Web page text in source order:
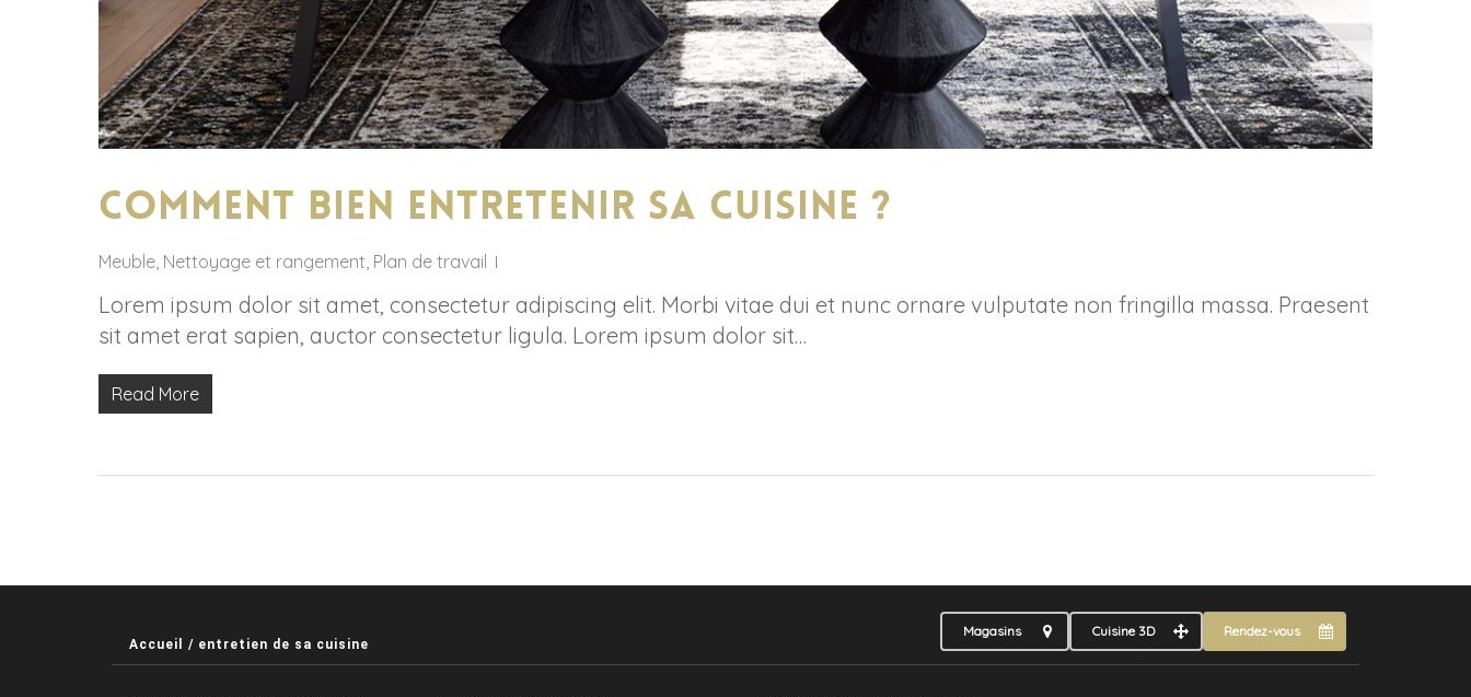
Comment bien entretenir sa cuisine ?
Meuble, Nettoyage et rangement, Plan de travail
Lorem ipsum dolor sit amet, consectetur adipiscing elit. Morbi vitae dui et nunc ornare vulputate non fringilla massa. Praesent
sit amet erat sapien, auctor consectetur ligula. Lorem ipsum dolor sit…
Read More
Accueil / entretien de sa cuisine
Magasins Cuisine 3D Rendez-vous